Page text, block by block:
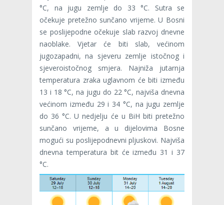
°C, na jugu zemlje do 33 °C. Sutra se
očekuje pretežno sunčano vrijeme. U Bosni
se poslijepodne očekuje slab razvoj dnevne
naoblake. Vjetar će biti slab, većinom
jugozapadni, na sjeveru zemlje istočnog i
sjeveroistočnog smjera. Najniža jutarnja
temperatura zraka uglavnom će biti između
13 i 18 °C, na jugu do 22 °C, najviša dnevna
većinom između 29 i 34 °C, na jugu zemlje
do 36 °C. U nedjelju će u BiH biti pretežno
sunčano vrijeme, a u dijelovima Bosne
mogući su poslijepodnevni pljuskovi. Najviša
dnevna temperatura bit će između 31 i 37
°C.